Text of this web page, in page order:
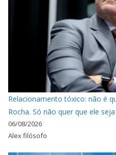
Relacionamento tóxico: não é
Rocha. Só não quer que ele
06/08/2026
Alex filósofo